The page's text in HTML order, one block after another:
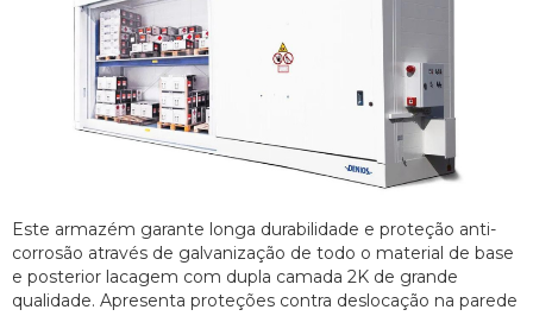
Este armazém garante longa durabilidade e proteção anti-
corrosão através de galvanização de todo o material de base
e posterior lacagem com dupla camada 2K de grande
qualidade. Apresenta proteções contra deslocação na parede